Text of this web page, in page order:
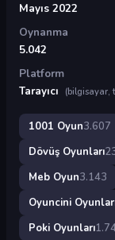
Mayıs 2022
Oynanma
5.042
Platform
Tarayıcı
(bilgisayar,
1001 Oyun3.607
Dövüş Oyunları
Meb Oyun3.143
Oyuncini
Poki Oyunları